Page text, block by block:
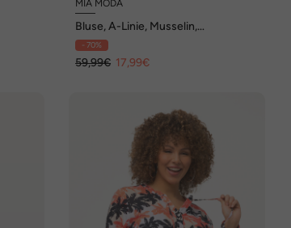
MIA MODA
Bluse, A-Linie, Musselin,
Bindebänder, Kräuselnaht
- 70%
59,99€ 17,99€